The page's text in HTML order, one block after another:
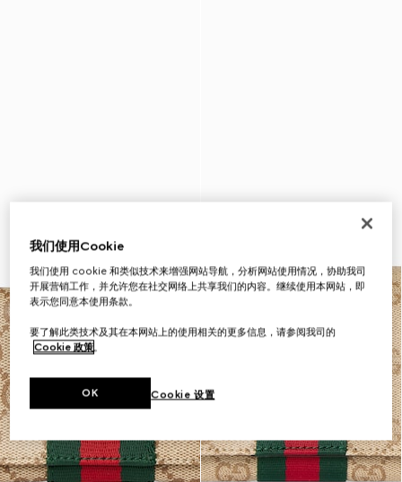
我们使用Cookie
我们使用 cookie 和类似技术来增强网站导航，分析网站使用情况，协助我司
开展营销工作，并允许您在社交网络上共享我们的内容。继续使用本网站，即
表示您同意本使用条款。
要了解此类技术及其在本网站上的使用相关的更多信息，请参阅我司的
Cookie 政策。
Cookie 设置
OK